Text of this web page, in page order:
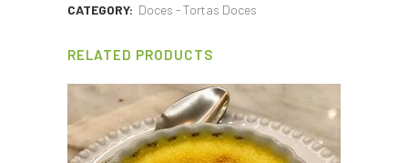
CATEGORY: Doces - Tortas Doces
RELATED PRODUCTS